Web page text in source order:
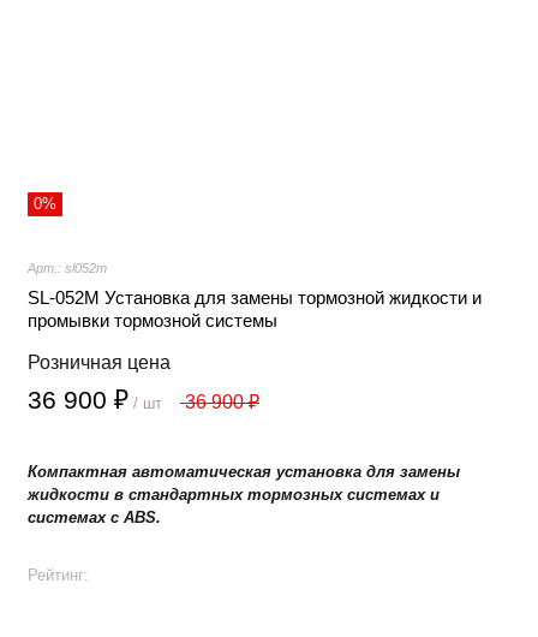
0%
Арт.: sl052m
SL-052M Установка для замены тормозной жидкости и
промывки тормозной системы
Розничная цена
36 900 ₽ / шт 36 900 ₽
Компактная автоматическая установка для замены
жидкости в стандартных тормозных системах и
системах с ABS.
Рейтинг: